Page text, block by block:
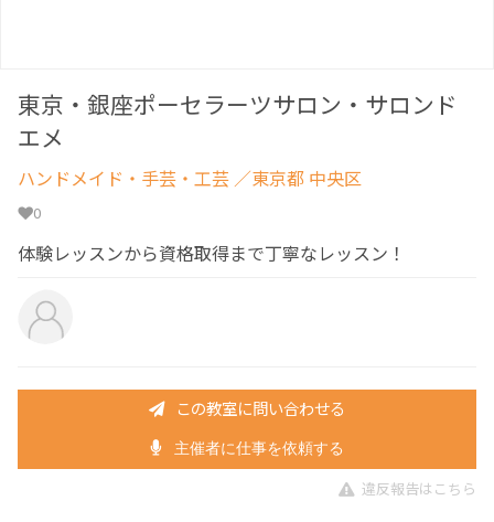
東京・銀座ポーセラーツサロン・サロンド
エメ
ハンドメイド・手芸・工芸 ／東京都 中央区
0
体験レッスンから資格取得まで丁寧なレッスン！
この教室に問い合わせる
主催者に仕事を依頼する
違反報告はこちら